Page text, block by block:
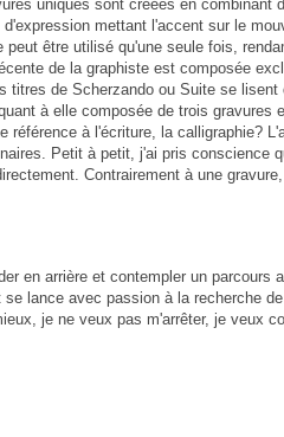
uniques sont créées en combinant
mettant l'accent sur le
être utilisé qu'une seule fois,
de la graphiste est composée
de Scherzando ou Suite se lisent
à elle composée de trois gravures
à l'écriture, la calligraphie?
Petit à petit, j'ai pris conscience
Contrairement à une
en arrière et contempler un parcours
lance avec passion à la recherche
je ne veux pas m'arrêter, je veux